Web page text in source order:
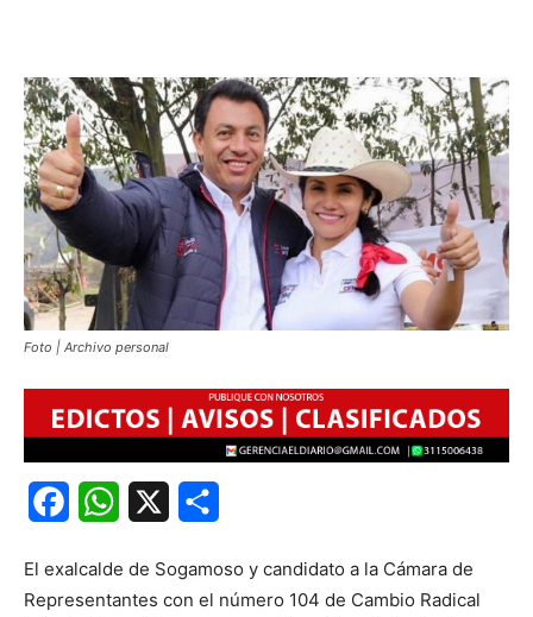
Foto | Archivo personal
FacebookWhatsApp
El exalcalde de Sogamoso y candidato a la Cámara de
Representantes con el número 104 de Cambio Radical